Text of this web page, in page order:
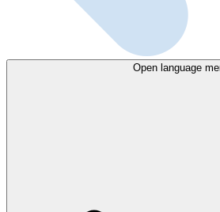
Open language